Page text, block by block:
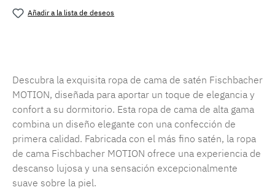
Añadir a la lista de deseos
Descubra la exquisita ropa de cama de satén Fischbacher
MOTION, diseñada para aportar un toque de elegancia y
confort a su dormitorio. Esta ropa de cama de alta gama
combina un diseño elegante con una confección de
primera calidad. Fabricada con el más fino satén, la ropa
de cama Fischbacher MOTION ofrece una experiencia de
descanso lujosa y una sensación excepcionalmente
suave sobre la piel.